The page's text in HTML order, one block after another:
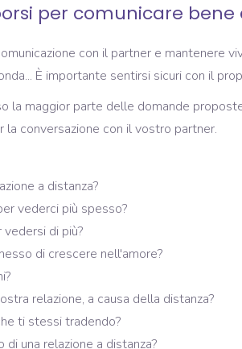
per comunicare bene
con il partner e mantenere
È importante sentirsi sicuri con il
la maggior parte delle domande
la conversazione con il vostro partner.
a distanza?
vederci più spesso?
di più?
di crescere nell'amore?
relazione, a causa della distanza?
ti stessi tradendo?
di una relazione a distanza?